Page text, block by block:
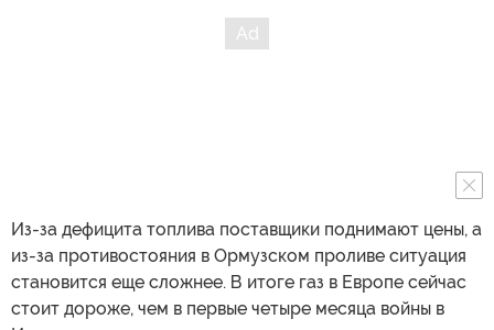
Из-за дефицита топлива поставщики поднимают цены, а
из-за противостояния в Ормузском проливе ситуация
становится еще сложнее. В итоге газ в Европе сейчас
стоит дороже, чем в первые четыре месяца войны в